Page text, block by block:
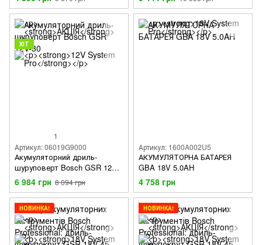
ХІТ
1
Артикул: 06019G9000
Акумуляторний дриль-
шуруповерт Bosch GSR 12V-
30
6 984 грн 8 094 грн
Артикул: 1600A002U5
АКУМУЛЯТОРНА БАТАРЕЯ
GBA 18V 5.0AH
4 758 грн
НОВИНКА! НОВИНКА!